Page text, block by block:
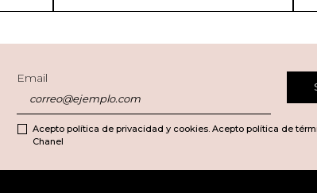
Email
Acepto política de privacidad y cookies. Acepto política de
Chanel